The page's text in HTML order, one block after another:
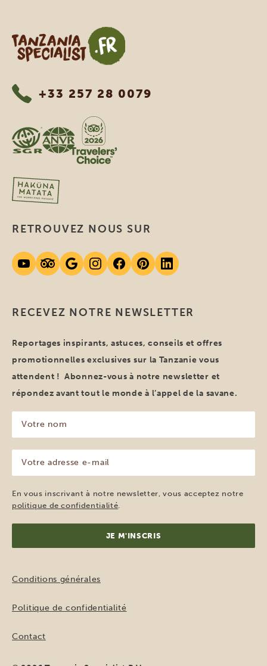
Tanzania Specialist
+33 257 28 0079
RECEVEZ NOTRE NEWSLETTER
Reportages inspirants, astuces, conseils et offres
promotionnelles exclusives sur la Tanzanie vous
attendent ! Abonnez-vous à notre newsletter et
répondez avant tout le monde à l’appel de la savane.
nom
(Nécessaire)
adresse
e-
mail
(Nécessaire)
En vous inscrivant à notre newsletter, vous acceptez notre
politique de confidentialité
RETROUVEZ NOUS SUR
Conditions générales
Politique de confidentialité
Contact